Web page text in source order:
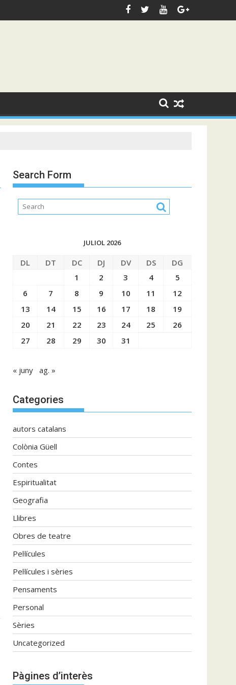
Search Form
JULIOL 2026
DL DT DC DJ DV DS
DG
1
2 3 4
5
6
7 8 9 10 11
12
13
14 15 16 17 18
19
20
21 22 23 24 25
26
27
28 29 30 31
« juny ag. »
Categories
autors catalans
Colònia Güell
Contes
Espiritualitat
Geografia
Llibres
Obres de teatre
Pel·lícules
Pel·lícules i sèries
Pensaments
Personal
Sèries
Uncategorized
Pàgines d’interès